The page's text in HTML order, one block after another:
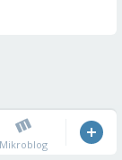
Mikroblog